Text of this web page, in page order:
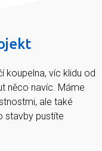
koupelna, víc klidu od
něco navíc. Máme
ale také
stavby pustíte
mít doma